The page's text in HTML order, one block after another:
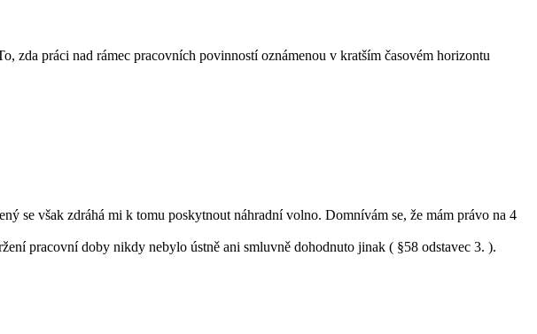
zda práci nad rámec pracovních povinností oznámenou v kratším časovém horizontu
se však zdráhá mi k tomu poskytnout náhradní volno. Domnívám se, že mám právo na 4
pracovní doby nikdy nebylo ústně ani smluvně dohodnuto jinak ( §58 odstavec 3. ).